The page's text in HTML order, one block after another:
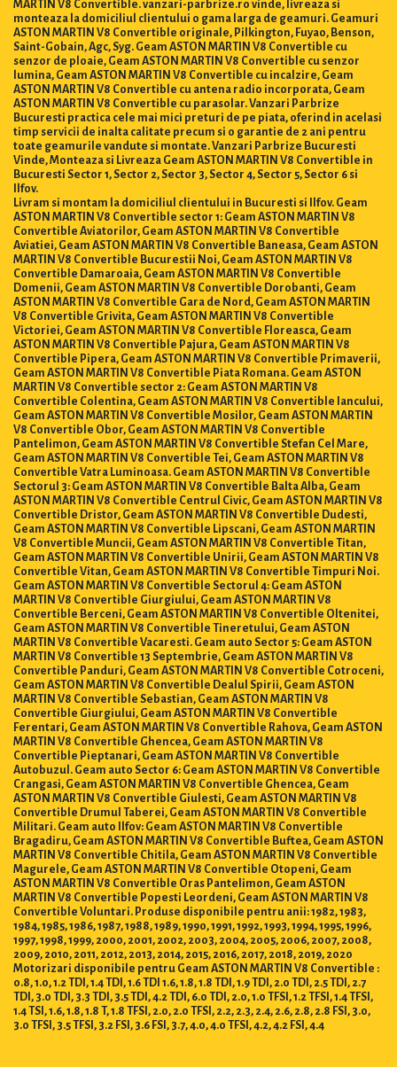
monteaza la domiciliul clientului o gama larga de geamuri. Geamuri
ASTON MARTIN V8 Convertible originale, Pilkington, Fuyao, Benson,
Saint-Gobain, Agc, Syg. Geam ASTON MARTIN V8 Convertible cu
senzor de ploaie, Geam ASTON MARTIN V8 Convertible cu senzor
lumina, Geam ASTON MARTIN V8 Convertible cu incalzire, Geam
ASTON MARTIN V8 Convertible cu antena radio incorporata, Geam
ASTON MARTIN V8 Convertible cu parasolar. Vanzari Parbrize
Bucuresti practica cele mai mici preturi de pe piata, oferind in acelasi
timp servicii de inalta calitate precum si o garantie de 2 ani pentru
toate geamurile vandute si montate. Vanzari Parbrize Bucuresti
Vinde, Monteaza si Livreaza Geam ASTON MARTIN V8 Convertible in
Bucuresti Sector 1, Sector 2, Sector 3, Sector 4, Sector 5, Sector 6 si
Ilfov.
Livram si montam la domiciliul clientului in Bucuresti si Ilfov. Geam
ASTON MARTIN V8 Convertible sector 1: Geam ASTON MARTIN V8
Convertible Aviatorilor, Geam ASTON MARTIN V8 Convertible
Aviatiei, Geam ASTON MARTIN V8 Convertible Baneasa, Geam ASTON
MARTIN V8 Convertible Bucurestii Noi, Geam ASTON MARTIN V8
Convertible Damaroaia, Geam ASTON MARTIN V8 Convertible
Domenii, Geam ASTON MARTIN V8 Convertible Dorobanti, Geam
ASTON MARTIN V8 Convertible Gara de Nord, Geam ASTON MARTIN
V8 Convertible Grivita, Geam ASTON MARTIN V8 Convertible
Victoriei, Geam ASTON MARTIN V8 Convertible Floreasca, Geam
ASTON MARTIN V8 Convertible Pajura, Geam ASTON MARTIN V8
Convertible Pipera, Geam ASTON MARTIN V8 Convertible Primaverii,
Geam ASTON MARTIN V8 Convertible Piata Romana. Geam ASTON
MARTIN V8 Convertible sector 2: Geam ASTON MARTIN V8
Convertible Colentina, Geam ASTON MARTIN V8 Convertible Iancului,
Geam ASTON MARTIN V8 Convertible Mosilor, Geam ASTON MARTIN
V8 Convertible Obor, Geam ASTON MARTIN V8 Convertible
Pantelimon, Geam ASTON MARTIN V8 Convertible Stefan Cel Mare,
Geam ASTON MARTIN V8 Convertible Tei, Geam ASTON MARTIN V8
Convertible Vatra Luminoasa. Geam ASTON MARTIN V8 Convertible
Sectorul 3: Geam ASTON MARTIN V8 Convertible Balta Alba, Geam
ASTON MARTIN V8 Convertible Centrul Civic, Geam ASTON MARTIN V8
Convertible Dristor, Geam ASTON MARTIN V8 Convertible Dudesti,
Geam ASTON MARTIN V8 Convertible Lipscani, Geam ASTON MARTIN
V8 Convertible Muncii, Geam ASTON MARTIN V8 Convertible Titan,
Geam ASTON MARTIN V8 Convertible Unirii, Geam ASTON MARTIN V8
Convertible Vitan, Geam ASTON MARTIN V8 Convertible Timpuri Noi.
Geam ASTON MARTIN V8 Convertible Sectorul 4: Geam ASTON
MARTIN V8 Convertible Giurgiului, Geam ASTON MARTIN V8
Convertible Berceni, Geam ASTON MARTIN V8 Convertible Oltenitei,
Geam ASTON MARTIN V8 Convertible Tineretului, Geam ASTON
MARTIN V8 Convertible Vacaresti. Geam auto Sector 5: Geam ASTON
MARTIN V8 Convertible 13 Septembrie, Geam ASTON MARTIN V8
Convertible Panduri, Geam ASTON MARTIN V8 Convertible Cotroceni,
Geam ASTON MARTIN V8 Convertible Dealul Spirii, Geam ASTON
MARTIN V8 Convertible Sebastian, Geam ASTON MARTIN V8
Convertible Giurgiului, Geam ASTON MARTIN V8 Convertible
Ferentari, Geam ASTON MARTIN V8 Convertible Rahova, Geam ASTON
MARTIN V8 Convertible Ghencea, Geam ASTON MARTIN V8
Convertible Pieptanari, Geam ASTON MARTIN V8 Convertible
Autobuzul. Geam auto Sector 6: Geam ASTON MARTIN V8 Convertible
Crangasi, Geam ASTON MARTIN V8 Convertible Ghencea, Geam
ASTON MARTIN V8 Convertible Giulesti, Geam ASTON MARTIN V8
Convertible Drumul Taberei, Geam ASTON MARTIN V8 Convertible
Militari. Geam auto Ilfov: Geam ASTON MARTIN V8 Convertible
Bragadiru, Geam ASTON MARTIN V8 Convertible Buftea, Geam ASTON
MARTIN V8 Convertible Chitila, Geam ASTON MARTIN V8 Convertible
Magurele, Geam ASTON MARTIN V8 Convertible Otopeni, Geam
ASTON MARTIN V8 Convertible Oras Pantelimon, Geam ASTON
MARTIN V8 Convertible Popesti Leordeni, Geam ASTON MARTIN V8
Convertible Voluntari. Produse disponibile pentru anii: 1982, 1983,
1984, 1985, 1986, 1987, 1988, 1989, 1990, 1991, 1992, 1993, 1994, 1995, 1996,
1997, 1998, 1999, 2000, 2001, 2002, 2003, 2004, 2005, 2006, 2007, 2008,
2009, 2010, 2011, 2012, 2013, 2014, 2015, 2016, 2017, 2018, 2019, 2020
Motorizari disponibile pentru Geam ASTON MARTIN V8 Convertible :
0.8, 1.0, 1.2 TDI, 1.4 TDI, 1.6 TDI 1.6, 1.8, 1.8 TDI, 1.9 TDI, 2.0 TDI, 2.5 TDI, 2.7
TDI, 3.0 TDI, 3.3 TDI, 3.5 TDI, 4.2 TDI, 6.0 TDI, 2.0, 1.0 TFSI, 1.2 TFSI, 1.4 TFSI,
1.4 TSI, 1.6, 1.8, 1.8 T, 1.8 TFSI, 2.0, 2.0 TFSI, 2.2, 2.3, 2.4, 2.6, 2.8, 2.8 FSI, 3.0,
3.0 TFSI, 3.5 TFSI, 3.2 FSI, 3.6 FSI, 3.7, 4.0, 4.0 TFSI, 4.2, 4.2 FSI, 4.4